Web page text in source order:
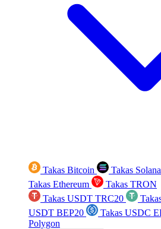
Takas Bitcoin Takas Solana
Takas Ethereum
Takas TRON
Takas USDT TRC20
USDT BEP20
Takas USDC
Polygon